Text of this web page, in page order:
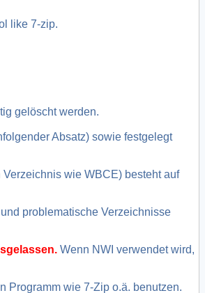
like 7-zip.
gelöscht werden.
Absatz) sowie festgelegt
wie WBCE) besteht auf
problematische Verzeichnisse
Wenn NWI verwendet wird,
Programm wie 7-Zip o.ä. benutzen.